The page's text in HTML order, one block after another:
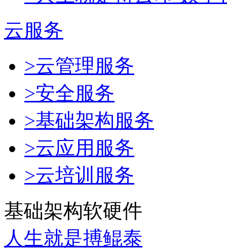
云服务
>云管理服务
>安全服务
>基础架构服务
>云应用服务
>云培训服务
基础架构软硬件
人生就是搏鲲泰